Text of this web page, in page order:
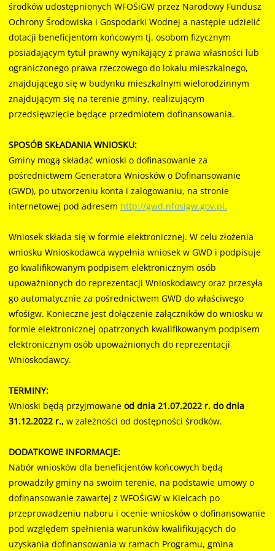
środków udostępnionych WFOŚiGW przez Narodowy Fundusz
Ochrony Środowiska i Gospodarki Wodnej a następie udzielić
dotacji beneficjentom końcowym tj. osobom fizycznym
posiadającym tytuł prawny wynikający z prawa własności lub
ograniczonego prawa rzeczowego do lokalu mieszkalnego,
znajdującego się w budynku mieszkalnym wielorodzinnym
znajdującym się na terenie gminy, realizującym
przedsięwzięcie będące przedmiotem dofinansowania.
SPOSÓB SKŁADANIA WNIOSKU:
Gminy mogą składać wnioski o dofinasowanie za
pośrednictwem Generatora Wniosków o Dofinansowanie
(GWD), po utworzeniu konta i zalogowaniu, na stronie
internetowej pod adresem http://gwd.nfosigw.gov.pl.
Wniosek składa się w formie elektronicznej. W celu złożenia
wniosku Wnioskodawca wypełnia wniosek w GWD i podpisuje
go kwalifikowanym podpisem elektronicznym osób
upoważnionych do reprezentacji Wnioskodawcy oraz przesyła
go automatycznie za pośrednictwem GWD do właściwego
wfośigw. Konieczne jest dołączenie załączników do wniosku w
formie elektronicznej opatrzonych kwalifikowanym podpisem
elektronicznym osób upoważnionych do reprezentacji
Wnioskodawcy.
TERMINY:
Wnioski będą przyjmowane od dnia 21.07.2022 r. do dnia
31.12.2022 r., w zależności od dostępności środków.
DODATKOWE INFORMACJE:
Nabór wniosków dla beneficjentów końcowych będą
prowadziły gminy na swoim terenie, na podstawie umowy o
dofinansowanie zawartej z WFOŚiGW w Kielcach po
przeprowadzeniu naboru i ocenie wniosków o dofinansowanie
pod względem spełnienia warunków kwalifikujących do
uzyskania dofinansowania w ramach Programu, gmina